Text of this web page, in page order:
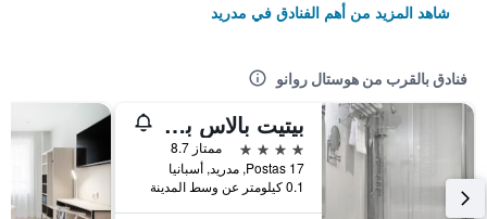
شاهد المزيد من أهم الفنادق في مدريد
فنادق بالقرب من هوستال روانو
بيتيت بالاس بوسادا ديل بينه
4 نجوم
ممتاز 8.7
Postas 17, مدريد, أسبانيا
0.1 كيلومتر عن وسط المدينة